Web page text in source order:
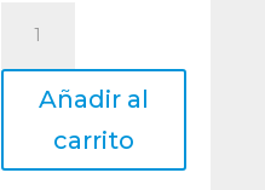
Torneado
Tclnr
3232Añadir al
carrito